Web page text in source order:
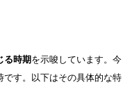
る時期を示唆しています。今
です。以下はその具体的な特